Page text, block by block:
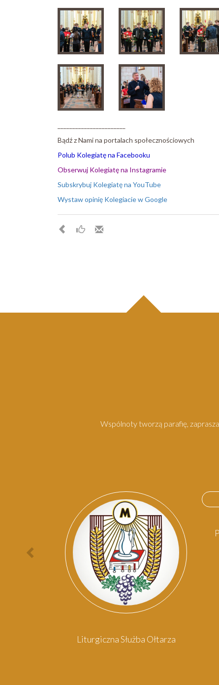
Bądź z Nami na portalach społecznościowych
Polub Kolegiatę na Facebooku
Obserwuj Kolegiatę na Instagramie
Subskrybuj Kolegiatę na YouTube
Wystaw opinię Kolegiacie w Google
Wspólnoty tworzą parafię,
Poprzednia
osoba
Liturgiczna Służba Ołtarza